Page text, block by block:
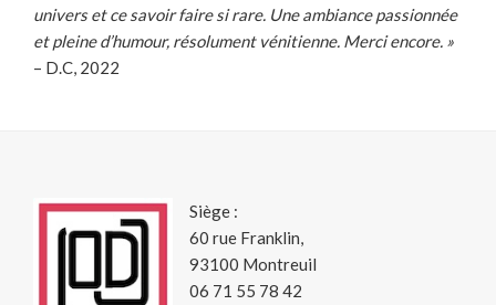
univers et ce savoir faire si rare. Une ambiance passionnée
et pleine d’humour, résolument vénitienne. Merci encore. »
– D.C, 2022
Siège :
60 rue Franklin,
93100 Montreuil
06 71 55 78 42